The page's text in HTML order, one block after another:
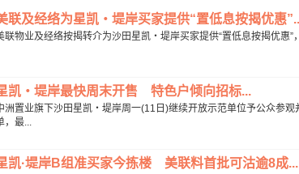
联及经络为星凯‧堤岸买家提供“置低息按揭优惠
联物业及经络按揭转介为沙田星凯‧堤岸买家提供“置低息按揭优惠
凯‧堤岸最快周末开售 特色户倾向招标...
洲置业旗下沙田星凯‧堤岸周一(11日)继续开放示范单位予公众参
，最...
凯·堤岸B组准买家今拣楼 美联料首批可沽逾8成...